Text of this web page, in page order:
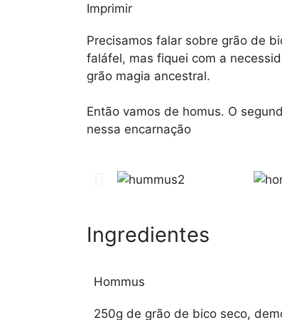
Imprimir
Precisamos falar sobre grão de
faláfel, mas fiquei com a
grão magia ancestral.
Então vamos de homus. O
nessa encarnação
Ingredientes
Hommus
250g de grão de bico seco,